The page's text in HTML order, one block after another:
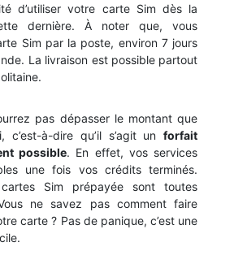
d’utiliser votre carte Sim dès la
dernière. À noter que, vous
Sim par la poste, environ 7 jours
La livraison est possible partout
pas dépasser le montant que
c’est-à-dire qu’il s’agit unforfait
possible. En effet, vos services
une fois vos crédits terminés.
Sim prépayée sont toutes
ne savez pas comment faire
carte ? Pas de panique, c’est une